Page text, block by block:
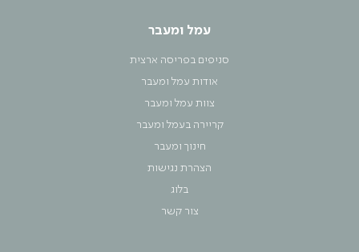
עמל ומעבר
סניפים בפריסה ארצית
אודות עמל ומעבר
צוות עמל ומעבר
קריירה בעמל ומעבר
חינוך ומעבר
הצהרת נגישות
בלוג
צור קשר